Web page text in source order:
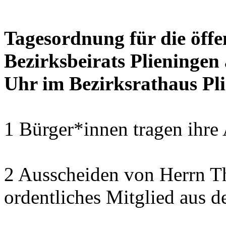
Tagesordnung für die
Bezirksbeirats
Uhr im Bezirksrathaus
1 Bürger*innen tragen
2 Ausscheiden von Herrn
ordentliches Mitglied aus